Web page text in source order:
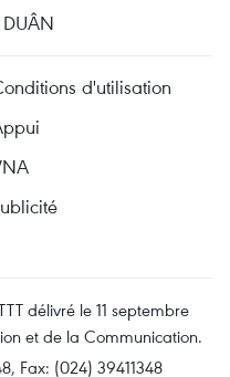
d'utilisation
délivré le 11 septembre
et de la Communication.
Fax: (024) 39411348